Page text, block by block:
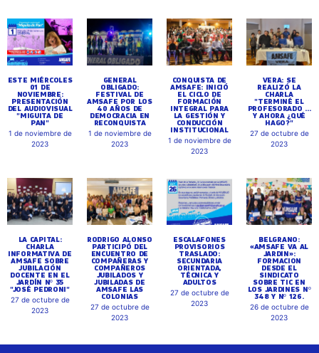
ESTE MIÉRCOLES
01 DE
NOVIEMBRE:
PRESENTACIÓN
DEL AUDIOVISUAL
"MIGUITA DE
PAN"
1 de noviembre de
2023
GENERAL
OBLIGADO:
FESTIVAL DE
AMSAFE POR LOS
40 AÑOS DE
DEMOCRACIA EN
RECONQUISTA
1 de noviembre de
2023
CONQUISTA DE
AMSAFE: INICIÓ
EL CICLO DE
FORMACIÓN
INTEGRAL PARA
LA GESTIÓN Y
CONDUCCIÓN
INSTITUCIONAL
1 de noviembre de
2023
VERA: SE
REALIZÓ LA
CHARLA
"TERMINÉ EL
PROFESORADO ...
Y AHORA ¿QUÉ
HAGO?"
27 de octubre de
2023
LA CAPITAL:
CHARLA
INFORMATIVA DE
AMSAFE SOBRE
JUBILACIÓN
DOCENTE EN EL
JARDÍN Nº 35
"JOSÉ PEDRONI"
27 de octubre de
2023
RODRIGO ALONSO
PARTICIPÓ DEL
ENCUENTRO DE
COMPAÑERAS Y
COMPAÑEROS
JUBILADOS Y
JUBILADAS DE
AMSAFE LAS
COLONIAS
27 de octubre de
2023
ESCALAFONES
PROVISORIOS
TRASLADO:
SECUNDARIA
ORIENTADA,
TÉCNICA Y
ADULTOS
27 de octubre de
2023
BELGRANO:
«AMSAFE VA AL
JARDIN»:
FORMACION
DESDE EL
SINDICATO
SOBRE TIC EN
LOS JARDINES Nº
348 Y Nº 126.
26 de octubre de
2023